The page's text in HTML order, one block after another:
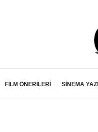
FİLM ÖNERİLERİ SİNEMA